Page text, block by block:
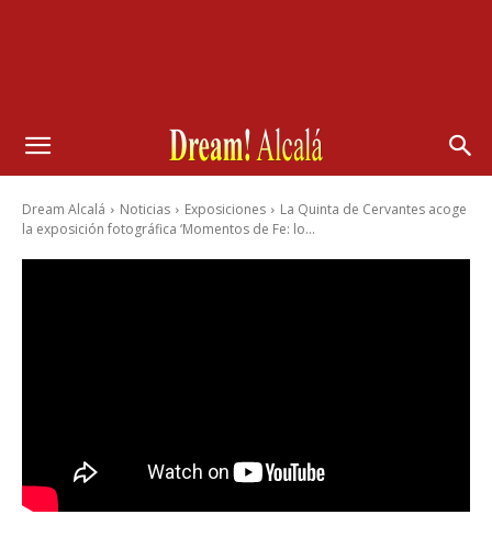
Dream Alcalá Noticias Exposiciones
La Quinta de Cervantes acoge
la exposición fotográfica ‘Momentos de Fe: lo...